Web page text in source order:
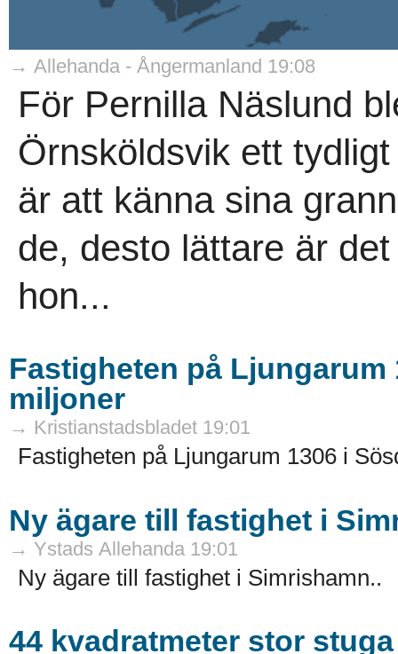
→ Allehanda - Ångermanland 19:08
För Pernilla Näslund
Örnsköldsvik ett
är att känna sina
de, desto lättare är
hon...
Fastigheten på Ljungarum
miljoner
→ Kristianstadsbladet 19:01
Fastigheten på Ljungarum 1306 i
Ny ägare till fastighet i
→ Ystads Allehanda 19:01
Ny ägare till fastighet i Simrishamn..
44 kvadratmeter stor